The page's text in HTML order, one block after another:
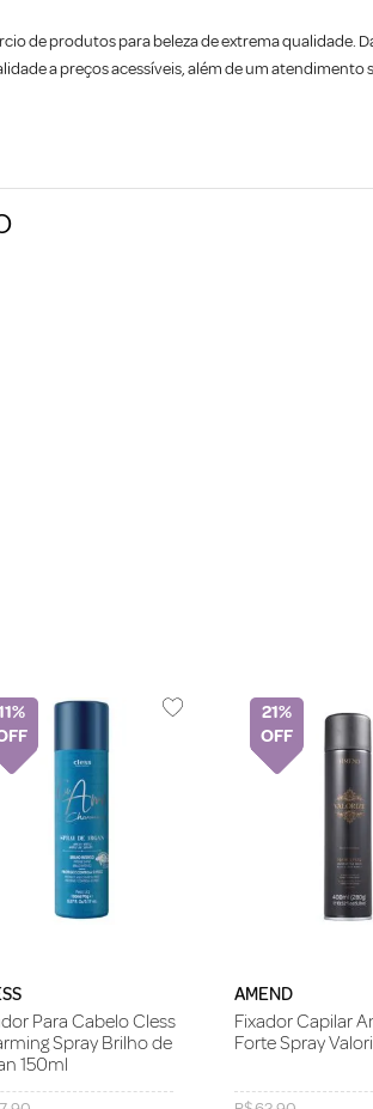
de produtos para beleza de extrema
a preços acessíveis, além de um atendimento
Para Cabelo Cless
Spray Brilho de
150ml
21%
AMEND
Fixador Capilar
Forte Spray